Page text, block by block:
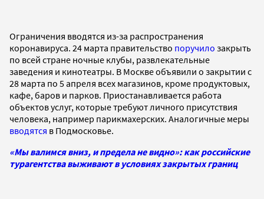
Ограничения вводятся из-за распространения
коронавируса. 24 марта правительство поручило закрыть
по всей стране ночные клубы, развлекательные
заведения и кинотеатры. В Москве объявили о закрытии с
28 марта по 5 апреля всех магазинов, кроме продуктовых,
кафе, баров и парков. Приостанавливается работа
объектов услуг, которые требуют личного присутствия
человека, например парикмахерских. Аналогичные меры
вводятся в Подмосковье.
«Мы валимся вниз, и предела не видно»: как российские
турагентства выживают в условиях закрытых границ